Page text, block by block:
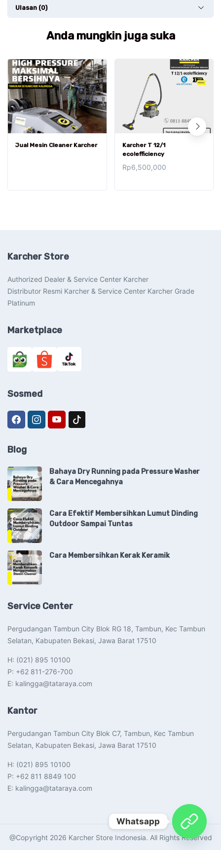
Ulasan (0)
Anda mungkin juga suka
Jual Mesin Cleaner Karcher
Karcher T 12/1
eco!efficiency
Rp6,500,000
Karcher Store
Authorized Dealer & Service Center Karcher
Distributor Resmi Karcher & Service Center Karcher Grade
Platinum
Marketplace
Sosmed
Blog
Bahaya Dry Running pada Pressure Washer
& Cara Mencegahnya
Cara Efektif Membersihkan Lumut Dinding
Outdoor Sampai Tuntas
Cara Membersihkan Kerak Keramik
Service Center
Pergudangan Tambun City Blok RG 18, Tambun, Kec Tambun
Selatan, Kabupaten Bekasi, Jawa Barat 17510​
H: (021) 895 10100
P: +62 811-276-700
E: kalingga@tataraya.com
Kantor
Pergudangan Tambun City Blok C7, Tambun, Kec Tambun
Selatan, Kabupaten Bekasi, Jawa Barat 17510​
H: (021) 895 10100
P: +62 811 8849 100
E: kalingga@tataraya.com
@Copyright 2026 Karcher Store Indonesia. All Rights Reserved
Whatsapp